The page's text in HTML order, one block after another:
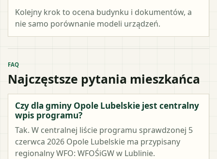
Kolejny krok to ocena budynku i dokumentów, a
nie samo porównanie modeli urządzeń.
FAQ
Najczęstsze pytania mieszkańca
Czy dla gminy Opole Lubelskie jest centralny
wpis programu?
Tak. W centralnej liście programu sprawdzonej 5
czerwca 2026 Opole Lubelskie ma przypisany
regionalny WFO: WFOŚiGW w Lublinie.